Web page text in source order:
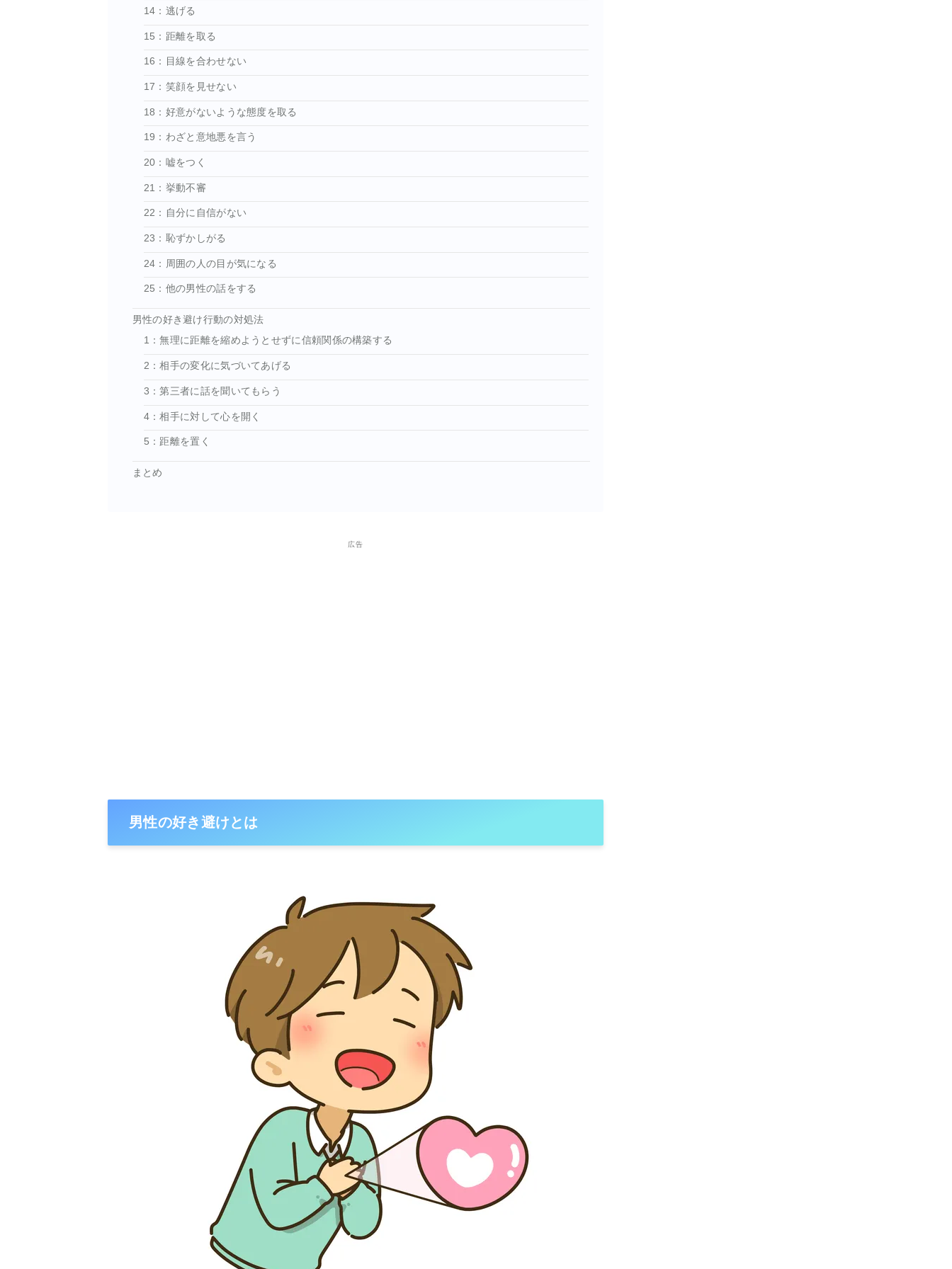
14：逃げる
15：距離を取る
16：目線を合わせない
17：笑顔を見せない
18：好意がないような態度を取る
19：わざと意地悪を言う
20：嘘をつく
21：挙動不審
22：自分に自信がない
23：恥ずかしがる
24：周囲の人の目が気になる
25：他の男性の話をする
男性の好き避け行動の対処法
1：無理に距離を縮めようとせずに信頼関係の構築する
2：相手の変化に気づいてあげる
3：第三者に話を聞いてもらう
4：相手に対して心を開く
5：距離を置く
まとめ
広告
男性の好き避けとは